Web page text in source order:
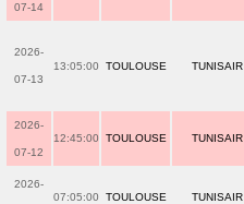
07-14
2026-
07-13
13:05:00 TOULOUSE TUNISAIR
2026-
07-12
12:45:00 TOULOUSE TUNISAIR
2026-
07:05:00 TOULOUSE TUNISAIR